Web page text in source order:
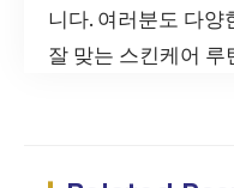
니다. 여러분도 다
잘 맞는 스킨케어 루